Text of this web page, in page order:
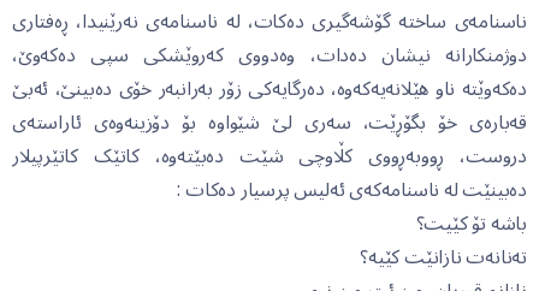
ناسنامەی ساختە گۆشەگیری دەکات، لە ناسنامەی نەرێنیدا، ڕەفتاری
دوژمنکارانە نیشان دەدات، وەدووی کەروێشکی سپی دەکەوێ،
دەکەوێتە ناو هێلانەیەکەوە، دەرگایەکی زۆر بەرانبەر خۆی دەبینێ، ئەبێ
قەبارەی خۆ بگۆڕێت، سەری لێ شێواوە بۆ دۆزینەوەی ئاراستەی
دروست، ڕووبەڕووی کڵاوچی شێت دەبێتەوە، کاتێک کاتێرپیلار
دەبینێت لە ناسنامەکەی ئەلیس پرسیار دەکات :
باشە تۆ کێیت؟
تەنانەت نازانێت کێیە؟